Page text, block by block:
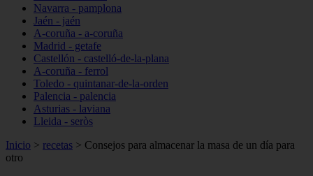
Navarra - pamplona
Jaén - jaén
A-coruña - a-coruña
Madrid - getafe
Castellón - castelló-de-la-plana
A-coruña - ferrol
Toledo - quintanar-de-la-orden
Palencia - palencia
Asturias - laviana
Lleida - seròs
Inicio > recetas > Consejos para almacenar la masa de un día para
otro